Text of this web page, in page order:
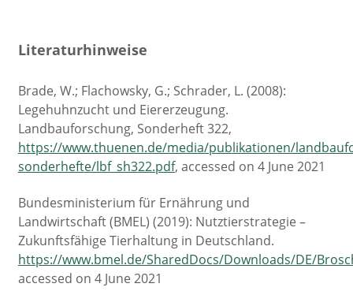
Literaturhinweise
Brade, W.; Flachowsky, G.; Schrader, L. (2008):
Legehuhnzucht und Eiererzeugung.
Landbauforschung, Sonderheft 322,
https://www.thuenen.de/media/publikationen/
sonderhefte/lbf_sh322.pdf, accessed on 4 June 2021
Bundesministerium für Ernährung und
Landwirtschaft (BMEL) (2019): Nutztierstrategie –
Zukunftsfähige Tierhaltung in Deutschland.
https://www.bmel.de/SharedDocs/Downloads/DE/
accessed on 4 June 2021